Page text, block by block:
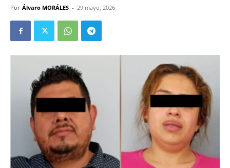
Por Álvaro MORÁLES - 29 mayo, 2026